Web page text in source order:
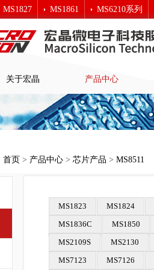
MS1827 MS1861 MS6210系列
关于宏晶 产品中心
首页 > 产品中心 > 芯片产品 > MS8511
MS1823
MS1824
MS1836C
MS1850
MS2109S
MS2130
MS7123
MS7126